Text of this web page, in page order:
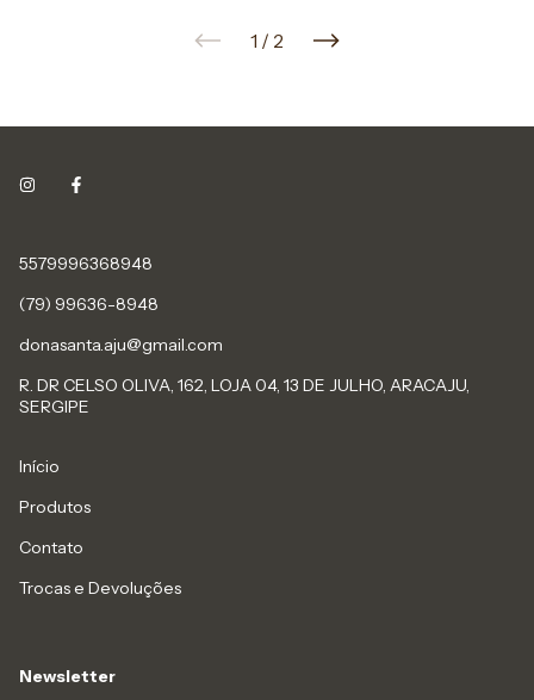
1 / 2
5579996368948
(79) 99636-8948
donasanta.aju@gmail.com
R. DR CELSO OLIVA, 162, LOJA 04, 13 DE JULHO, ARACAJU,
SERGIPE
Início
Produtos
Contato
Trocas e Devoluções
Newsletter